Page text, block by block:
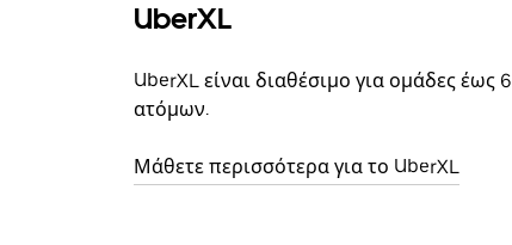
UberXL
UberXL είναι διαθέσιμο για ομάδες έως 6
ατόμων.
Μάθετε περισσότερα για το UberXL